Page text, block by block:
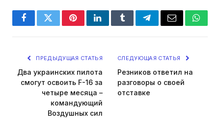
FacebookTwitterPinterestLinkedInTumblrTelegramEmail
ПРЕДЫДУЩАЯ СТАТЬЯ
Два украинских пилота
смогут освоить F-16 за
четыре месяца –
командующий
Воздушных сил
СЛЕДУЮЩАЯ СТАТЬЯ
Резников ответил на
разговоры о своей
отставке